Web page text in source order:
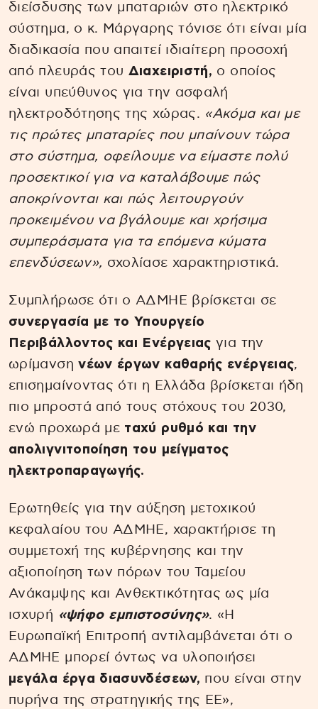
διείσδυσης των μπαταριών στο ηλεκτρικό
σύστημα, ο κ. Μάργαρης τόνισε ότι είναι μία
διαδικασία που απαιτεί ιδιαίτερη προσοχή
από πλευράς του Διαχειριστή, ο οποίος
είναι υπεύθυνος για την ασφαλή
ηλεκτροδότησης της χώρας. «Ακόμα και με
τις πρώτες μπαταρίες που μπαίνουν τώρα
στο σύστημα, οφείλουμε να είμαστε πολύ
προσεκτικοί για να καταλάβουμε πώς
αποκρίνονται και πώς λειτουργούν
προκειμένου να βγάλουμε και χρήσιμα
συμπεράσματα για τα επόμενα κύματα
επενδύσεων», σχολίασε χαρακτηριστικά.
Συμπλήρωσε ότι ο ΑΔΜΗΕ βρίσκεται σε
συνεργασία με το Υπουργείο
Περιβάλλοντος και Ενέργειας για την
ωρίμανσηνέων έργων καθαρής ενέργειας,
επισημαίνοντας ότι η Ελλάδα βρίσκεται ήδη
πιο μπροστά από τους στόχους του 2030,
ενώ προχωρά με ταχύ ρυθμό και την
απολιγνιτοποίηση του μείγματος
ηλεκτροπαραγωγής.
Ερωτηθείς για την αύξηση μετοχικού
κεφαλαίου του ΑΔΜΗΕ, χαρακτήρισε τη
συμμετοχή της κυβέρνησης και την
αξιοποίηση των πόρων του Ταμείου
Ανάκαμψης και Ανθεκτικότητας ως μία
ισχυρή «ψήφο εμπιστοσύνης». «Η
Ευρωπαϊκή Επιτροπή αντιλαμβάνεται ότι ο
ΑΔΜΗΕ μπορεί όντως να υλοποιήσει
μεγάλα έργα διασυνδέσεων, που είναι στην
πυρήνα της στρατηγικής της ΕΕ»,